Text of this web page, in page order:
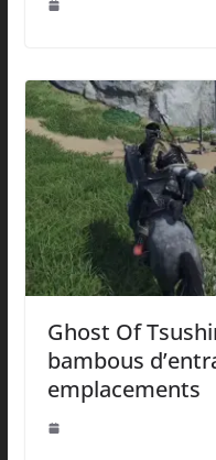
Ghost Of
bambous
emplacements